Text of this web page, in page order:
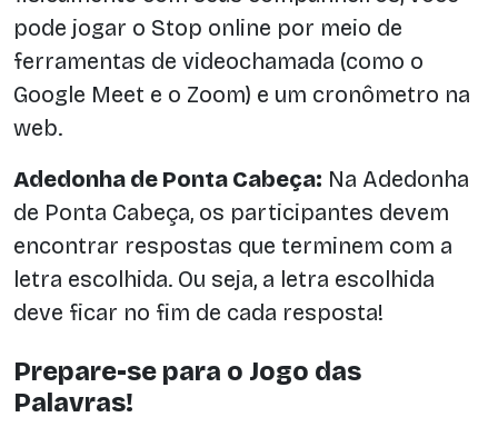
pode jogar o Stop online por meio de
ferramentas de videochamada (como o
Google Meet e o Zoom) e um cronômetro na
web.
Adedonha de Ponta Cabeça: Na Adedonha
de Ponta Cabeça, os participantes devem
encontrar respostas que terminem com a
letra escolhida. Ou seja, a letra escolhida
deve ficar no fim de cada resposta!
Prepare-se para o Jogo das
Palavras!